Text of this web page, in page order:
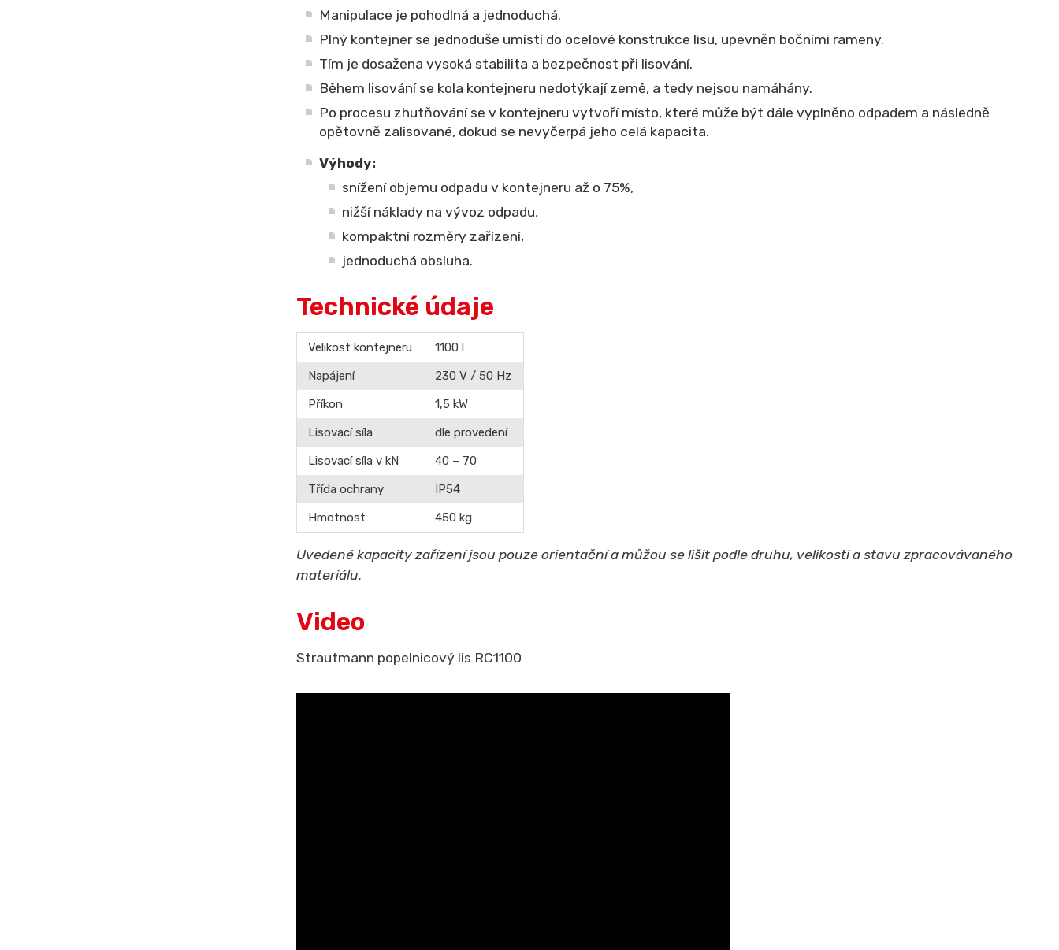
Manipulace je pohodlná a jednoduchá.
Plný kontejner se jednoduše umístí do ocelové konstrukce lisu, upevněn bočními rameny.
Tím je dosažena vysoká stabilita a bezpečnost při lisování.
Během lisování se kola kontejneru nedotýkají země, a tedy nejsou namáhány.
Po procesu zhutňování se v kontejneru vytvoří místo, které může být dále vyplněno odpadem a následně
opětovně zalisované, dokud se nevyčerpá jeho celá kapacita.
Výhody:
snížení objemu odpadu v kontejneru až o 75%,
nižší náklady na vývoz odpadu,
kompaktní rozměry zařízení,
jednoduchá obsluha.
Technické údaje
Velikost kontejneru
1100 l
Napájení
230 V / 50 Hz
Příkon
1,5 kW
Lisovací síla
dle provedení
Lisovací síla v kN
40 – 70
Třída ochrany
IP54
Hmotnost
450 kg
Uvedené kapacity zařízení jsou pouze orientační a můžou se lišit podle druhu, velikosti a stavu zpracovávaného
materiálu.
Video
Strautmann popelnicový lis RC1100